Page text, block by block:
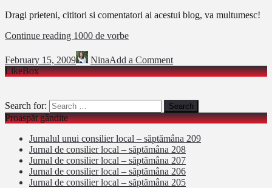
Dragi prieteni, cititori si comentatori ai acestui blog, va multumesc!
Continue reading 1000 de vorbe
February 15, 2009 NinaAdd a Comment
LikeBox
Search for:
Proaspăt gândite
Jurnalul unui consilier local – săptămâna 209
Jurnal de consilier local – săptămâna 208
Jurnal de consilier local – săptămâna 207
Jurnal de consilier local – săptămâna 206
Jurnal de consilier local – săptămâna 205